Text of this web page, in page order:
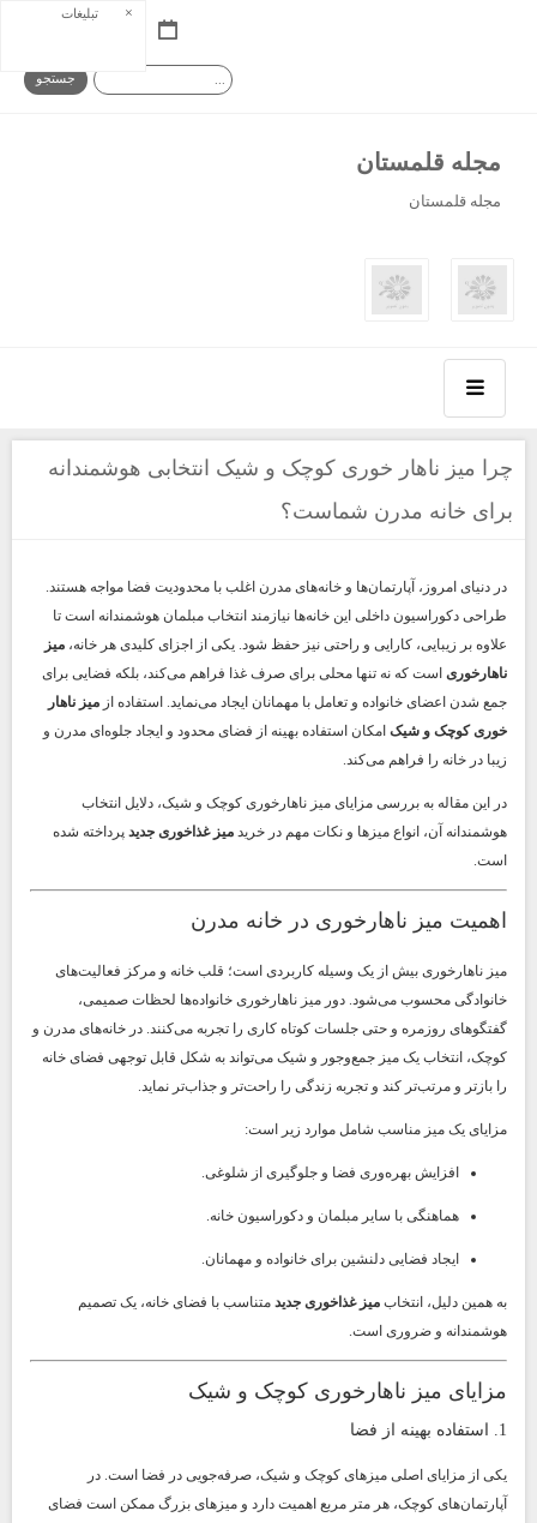
مجله قلمستان
مجله قلمستان
چرا میز ناهار خوری کوچک و شیک انتخابی هوشمندانه
برای خانه مدرن شماست؟
در دنیای امروز، آپارتمان‌ها و خانه‌های مدرن اغلب با محدودیت فضا مواجه هستند.
طراحی دکوراسیون داخلی این خانه‌ها نیازمند انتخاب مبلمان هوشمندانه است تا
علاوه بر زیبایی، کارایی و راحتی نیز حفظ شود. یکی از اجزای کلیدی هر خانه، میز
ناهارخوری است که نه تنها محلی برای صرف غذا فراهم می‌کند، بلکه فضایی برای
جمع شدن اعضای خانواده و تعامل با مهمانان ایجاد می‌نماید. استفاده از میز ناهار
خوری کوچک و شیک امکان استفاده بهینه از فضای محدود و ایجاد جلوه‌ای مدرن و
زیبا در خانه را فراهم می‌کند.
در این مقاله به بررسی مزایای میز ناهارخوری کوچک و شیک، دلایل انتخاب
هوشمندانه آن، انواع میزها و نکات مهم در خرید میز غذاخوری جدید پرداخته شده
است.
اهمیت میز ناهارخوری در خانه مدرن
میز ناهارخوری بیش از یک وسیله کاربردی است؛ قلب خانه و مرکز فعالیت‌های
خانوادگی محسوب می‌شود. دور میز ناهارخوری خانواده‌ها لحظات صمیمی،
گفتگوهای روزمره و حتی جلسات کوتاه کاری را تجربه می‌کنند. در خانه‌های مدرن و
کوچک، انتخاب یک میز جمع‌وجور و شیک می‌تواند به شکل قابل توجهی فضای خانه
را بازتر و مرتب‌تر کند و تجربه زندگی را راحت‌تر و جذاب‌تر نماید.
مزایای یک میز مناسب شامل موارد زیر است:
افزایش بهره‌وری فضا و جلوگیری از شلوغی.
هماهنگی با سایر مبلمان و دکوراسیون خانه.
ایجاد فضایی دلنشین برای خانواده و مهمانان.
به همین دلیل، انتخاب میز غذاخوری جدید متناسب با فضای خانه، یک تصمیم
هوشمندانه و ضروری است.
مزایای میز ناهارخوری کوچک و شیک
1. استفاده بهینه از فضا
یکی از مزایای اصلی میزهای کوچک و شیک، صرفه‌جویی در فضا است. در
آپارتمان‌های کوچک، هر متر مربع اهمیت دارد و میزهای بزرگ ممکن است فضای
تبلیغات ×